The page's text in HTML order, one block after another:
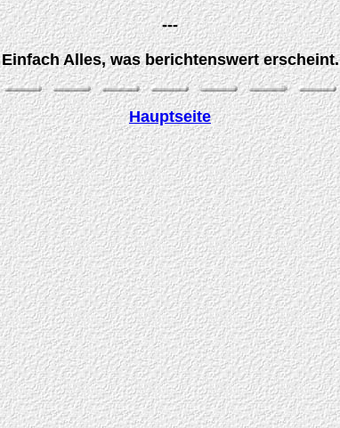
---
Einfach Alles, was berichtenswert erscheint.
Hauptseite